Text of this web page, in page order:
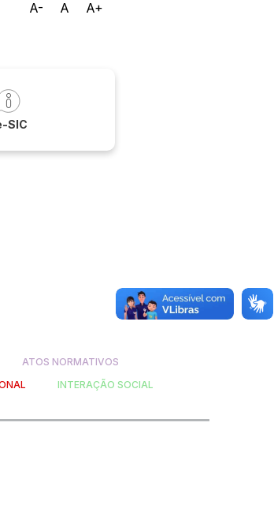
A- A
A+
SIC
ATOS NORMATIVOS
INTERAÇÃO SOCIAL